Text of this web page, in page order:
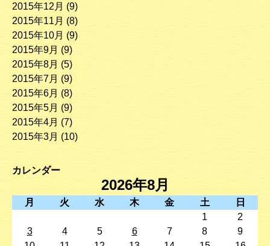
2015年12月 (9)
2015年11月 (8)
2015年10月 (9)
2015年9月 (9)
2015年8月 (5)
2015年7月 (9)
2015年6月 (8)
2015年5月 (9)
2015年4月 (7)
2015年3月 (10)
カレンダー
2026年8月
月 火 水 木 金 土
日
1
2
3
4 5 6 7 8
9